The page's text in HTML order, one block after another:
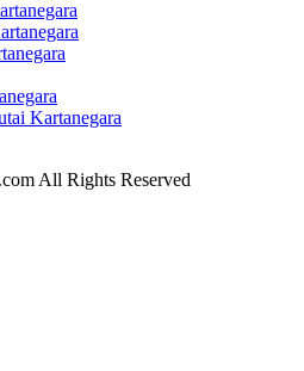
Kartanegara
All Rights Reserved